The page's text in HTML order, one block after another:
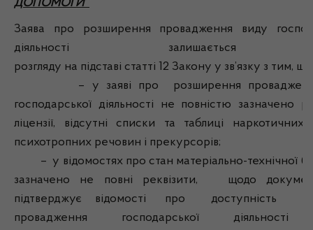
ДОПОМОГИ”
Заява про розширення провадження виду
діяльності залишається
розгляду на підставі статті 12 Закону у зв’язку з тим,
– у заяві про розширення
господарської діяльності не повністю зазначено
ліцензії, відсутні списки та таблиці наркотичних
психотропних речовин і прекурсорів;
– у відомостях про стан матеріально-технічної
зазначено не повні реквізити, щодо
підтверджує відомості про доступність
провадження господарської